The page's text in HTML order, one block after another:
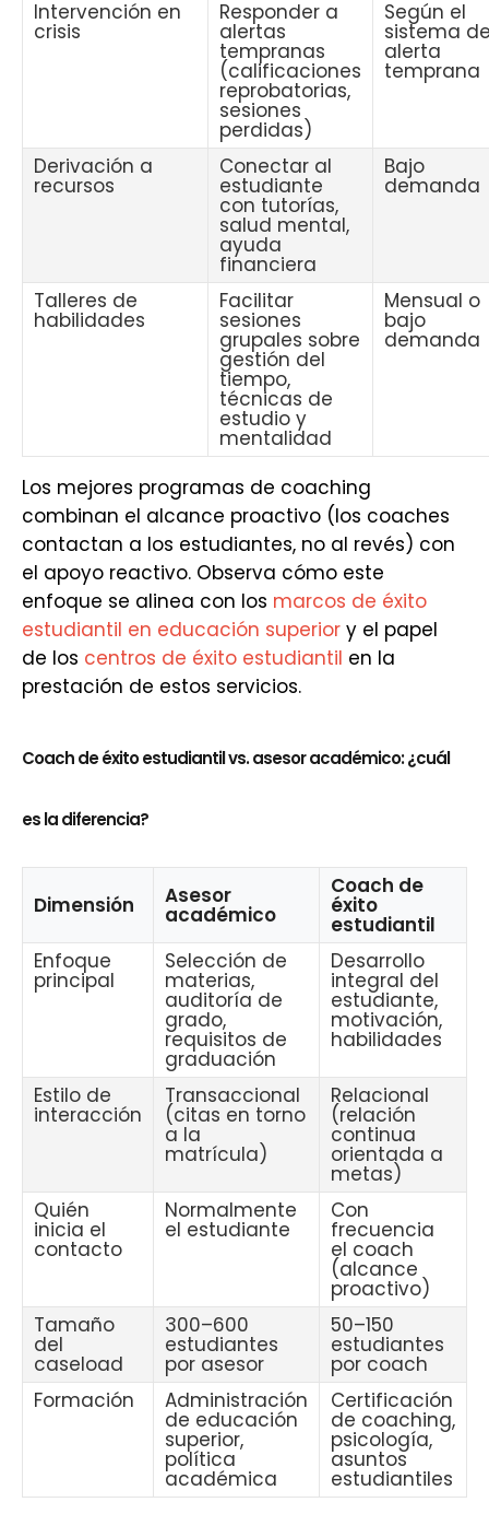
Intervención en
crisis
Responder a
alertas
tempranas
(calificaciones
reprobatorias,
sesiones
perdidas)
Según el
sistema
alerta
temprana
Derivación a
recursos
Conectar al
estudiante
con tutorías,
salud mental,
ayuda
financiera
Bajo
demanda
Talleres de
habilidades
Facilitar
sesiones
grupales sobre
gestión del
tiempo,
técnicas de
estudio y
mentalidad
Mensual o
bajo
demanda
Los mejores programas de coaching
combinan el alcance proactivo (los coaches
contactan a los estudiantes, no al revés) con
el apoyo reactivo. Observa cómo este
enfoque se alinea con los marcos de éxito
estudiantil en educación superior y el papel
de los centros de éxito estudiantil en la
prestación de estos servicios.
Coach de éxito estudiantil vs. asesor académico: ¿cuál
es la diferencia?
Dimensión Asesor
académico
Coach de
éxito
estudiantil
Enfoque
principal
Selección de
materias,
auditoría de
grado,
requisitos de
graduación
Desarrollo
integral del
estudiante,
motivación,
habilidades
Estilo de
interacción
Transaccional
(citas en torno
a la
matrícula)
Relacional
(relación
continua
orientada a
metas)
Quién
inicia el
contacto
Normalmente
el estudiante
Con
frecuencia
el coach
(alcance
proactivo)
Tamaño
del
caseload
300–600
estudiantes
por asesor
50–150
estudiantes
por coach
Formación
Administración
de educación
superior,
política
académica
Certificación
de coaching,
psicología,
asuntos
estudiantiles